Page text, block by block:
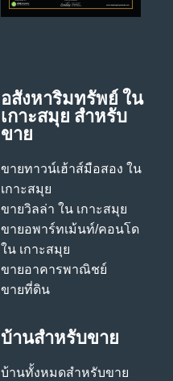
อสังหาริมทรัพย์ ใน
เกาะสมุย สําหรับ
ขาย
ขายทาวน์เฮ้าส์มือสอง ใน
เกาะสมุย
ขายวิลล่า ใน เกาะสมุย
ขายอพาร์ทเม้นท์/คอนโด
ใน เกาะสมุย
ขายอาคารพาณิชย์
ขายที่ดิน
บ้านสําหรับขาย
บ้านทั้งหมดสําหรับขาย